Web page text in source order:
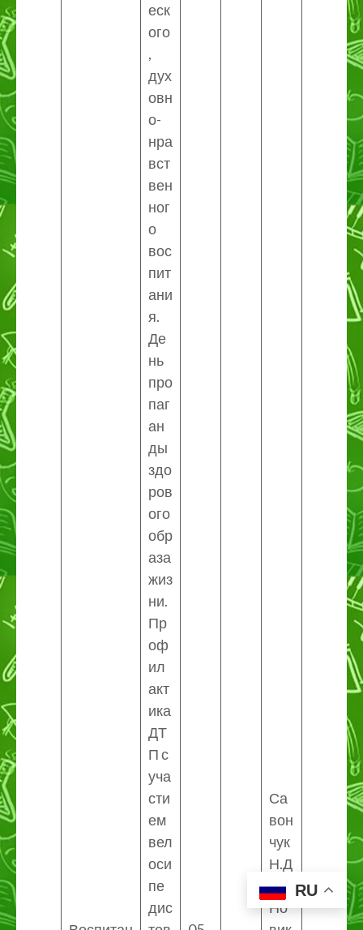
еск
ого
,
дух
овн
о-
нра
вст
вен
ног
о
вос
пит
ани
я.
Де
нь
про
паг
ан
ды
здо
ров
ого
обр
аза
жиз
ни.
Пр
оф
ил
акт
ика
ДТ
П с
уча
сти
ем
вел
оси
пе
дис
Са
вон
чук
Н.Д
.
Но
RU